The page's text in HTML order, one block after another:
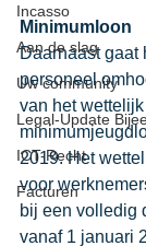
Incasso
Aan de slag
Uw community
Legal-Update
ICT-Recht
Facturen
Minimumloon
Daarnaast gaat
personeel
van het
2019. Het
voor
bij een volledig
vanaf 1 januari